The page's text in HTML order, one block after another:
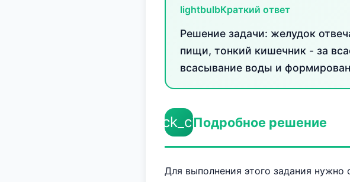
lightbulbКраткий ответ
Решение задачи: желудок
пищи, тонкий кишечник - за
всасывание воды и
check_circleПодробное решение
Для выполнения этого задания нужно